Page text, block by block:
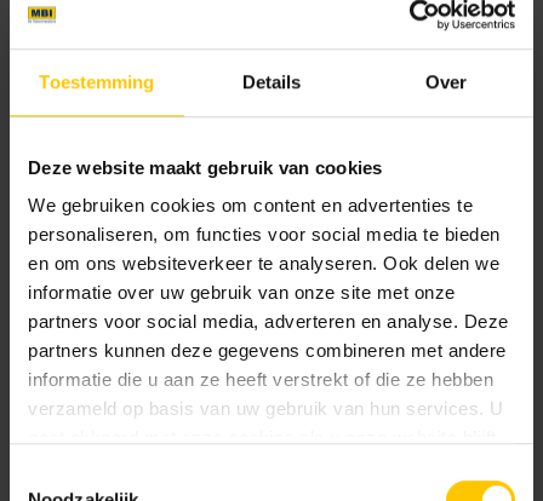
Toestemming Details Over
Deze website maakt gebruik van cookies
We gebruiken cookies om content en advertenties te
personaliseren, om functies voor social media te bieden
en om ons websiteverkeer te analyseren. Ook delen we
informatie over uw gebruik van onze site met onze
partners voor social media, adverteren en analyse. Deze
partners kunnen deze gegevens combineren met andere
informatie die u aan ze heeft verstrekt of die ze hebben
verzameld op basis van uw gebruik van hun services. U
kan er ook 's avonds optimaal van de tuin worden genoten
dankzij de warmte die de overkapping vasthoudt.
Sfeervolle tuinverlichting met in-lite
Als finishing touch is er gebruik gemaakt van
tuinverlichtingvan in-lite ready, die een sfeervolle
ambiance creëert in de tuin. Door verschillende hoogtes
verlichting te gebruiken, worden de hoogteverschillen van
de planten benadrukt en kan er ook 's avonds volop van de
tuin genoten worden.
Réalisation
2020